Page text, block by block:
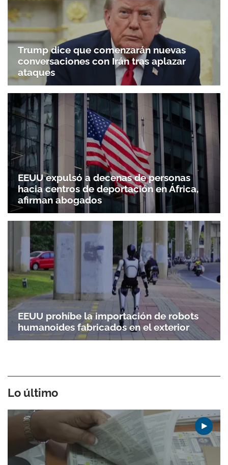
Trump dice que comenzarán nuevas
conversaciones con Irán tras aplazar
ataques
EEUU expulsó a decenas de personas
hacia centros de deportación en África,
afirman abogados
EEUU prohíbe la importación de robots
humanoides fabricados en el exterior
Lo último